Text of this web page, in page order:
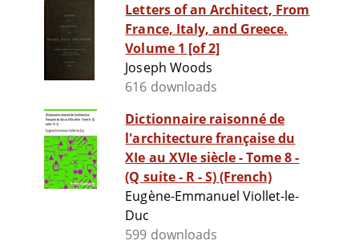
Letters of an Architect, From
France, Italy, and Greece.
Volume 1 [of 2]
Joseph Woods
616 downloads
Dictionnaire raisonné de
l'architecture française du
XIe au XVIe siècle - Tome 8 -
(Q suite - R - S) (French)
Eugène-Emmanuel Viollet-le-
Duc
599 downloads